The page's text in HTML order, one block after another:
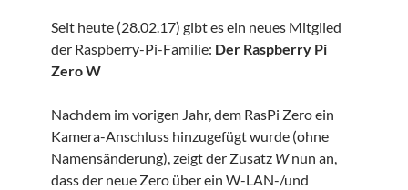
Seit heute (28.02.17) gibt es ein neues Mitglied
der Raspberry-Pi-Familie: Der Raspberry Pi
Zero W
Nachdem im vorigen Jahr, dem RasPi Zero ein
Kamera-Anschluss hinzugefügt wurde (ohne
Namensänderung), zeigt der Zusatz Wnun an,
dass der neue Zero über ein W-LAN-/und